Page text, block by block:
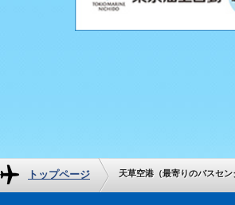
トップページ